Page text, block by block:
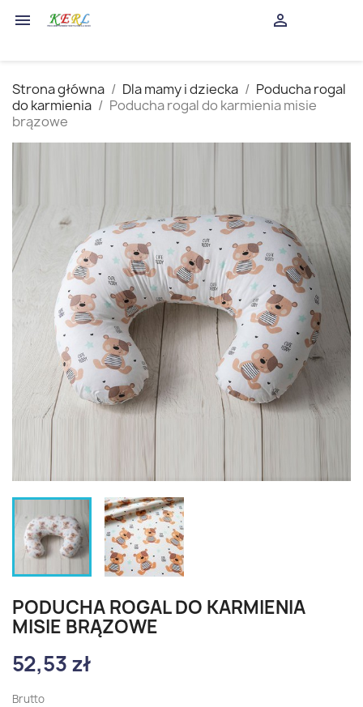
 
Strona główna Dla mamy i dziecka
Poducha rogal
do karmienia
Poducha rogal do karmienia misie
brązowe
PODUCHA ROGAL DO KARMIENIA
MISIE BRĄZOWE
52,53 zł
Brutto